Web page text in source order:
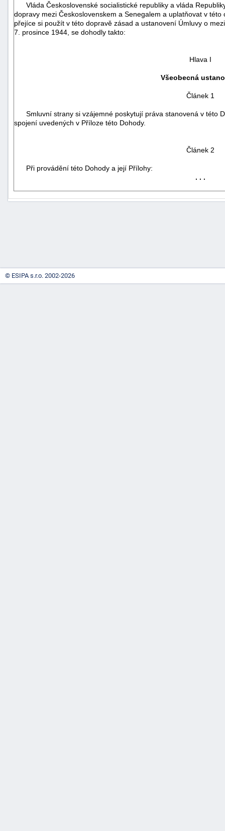
Vláda Československé socialistické republiky a vláda
dopravy mezi Československem a Senegalem a uplatňovat v
přejíce si použít v této dopravě zásad a ustanovení Úmluvy o
7. prosince 1944, se dohodly takto:
Hlava I
Všeobecná
Článek 1
Smluvní strany si vzájemné poskytují práva stanovená v této
spojení uvedených v Příloze této Dohody.
Článek 2
Při provádění této Dohody a její Přílohy:
. . .
© ESIPA s.r.o. 2002-2026